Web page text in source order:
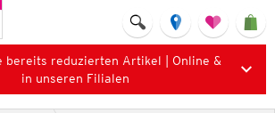
bereits reduzierten Artikel | Online &
in unseren Filialen